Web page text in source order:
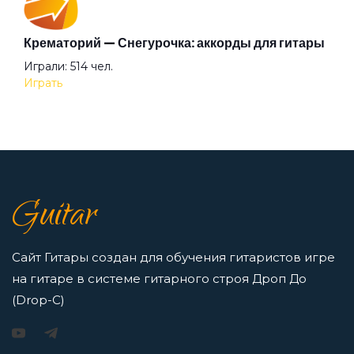
Без женщин
Белая
Белое reggae
Береги свой хой
Аккорды для начинающих играть на гитаре —
легкие и простые песни на гитаре
Просмотров: 23259 чел.
как освоить нотную грамоту новичкам
Просмотров: 16416 чел.
Крематорий — Снегурочка: аккорды для гитары
Играли: 514 чел.
Играть
Guitar
Сайт Гитары создан для обучения гитаристов игре
на гитаре в системе гитарного строя Дроп До
(Drop-C)